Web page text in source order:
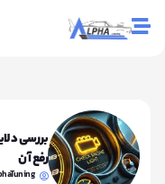
بررسی
رفع آن